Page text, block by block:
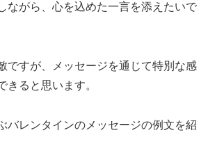
ながら、心を込めた一言を添えたいで
ですが、メッセージを通じて特別な感
きると思います。
バレンタインのメッセージの例文を紹